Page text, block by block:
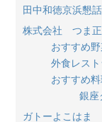
田中和徳京浜懇
株式会社 つま正
おすすめ
外食レス
おすすめ
銀座
ガトーよこはま